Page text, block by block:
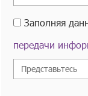
Заполняя
передачи